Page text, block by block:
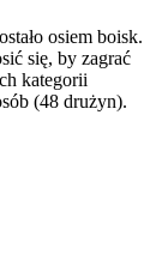
osiem boisk.
się, by zagrać
kategorii
(48 drużyn).